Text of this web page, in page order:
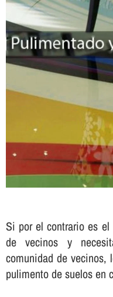
Si por el contrario es el
de vecinos y
comunidad de vecinos,
pulimento de suelos en